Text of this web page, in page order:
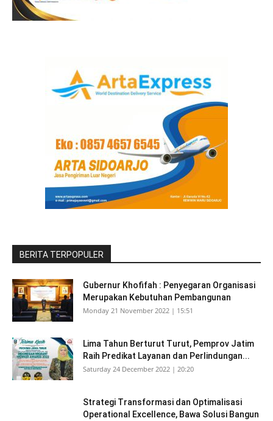
BERITA TERPOPULER
Gubernur Khofifah : Penyegaran Organisasi
Merupakan Kebutuhan Pembangunan
Monday 21 November 2022 | 15:51
Lima Tahun Berturut Turut, Pemprov Jatim
Raih Predikat Layanan dan Perlindungan...
Saturday 24 December 2022 | 20:20
Strategi Transformasi dan Optimalisasi
Operational Excellence, Bawa Solusi Bangun